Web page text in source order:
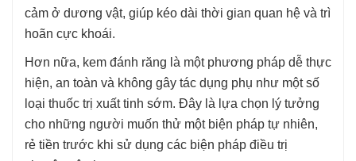
cảm ở dương vật, giúp kéo dài thời gian quan hệ và trì
hoãn cực khoái.
Hơn nữa, kem đánh răng là một phương pháp dễ thực
hiện, an toàn và không gây tác dụng phụ như một số
loại thuốc trị xuất tinh sớm. Đây là lựa chọn lý tưởng
cho những người muốn thử một biện pháp tự nhiên,
rẻ tiền trước khi sử dụng các biện pháp điều trị